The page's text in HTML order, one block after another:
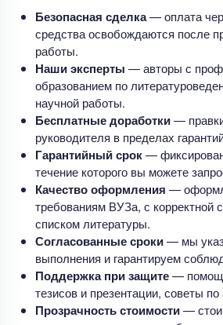
Безопасная сделка— оплата
средства освобождаются после
работы.
Наши эксперты — авторы с
образованием по
научной работы.
Бесплатные доработки—
руководителя в пределах
Гарантийный срок—
течение которого вы можете
Качество оформления —
требованиям ВУЗа, с корректной
списком литературы.
Согласованные сроки— мы
выполнения и гарантируем
Поддержка при защите—
тезисов и презентации, советы по
Прозрачность стоимости—